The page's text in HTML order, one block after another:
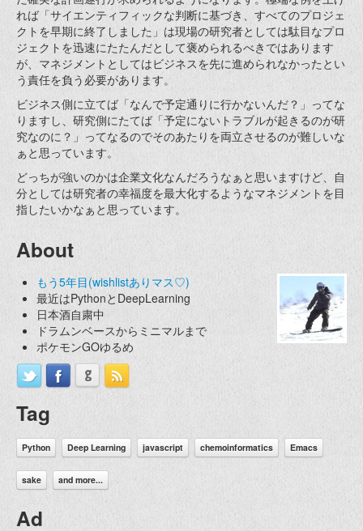
れば「サイエンティフィックな判断に基づき、すべてのプロジェ
クトを早期に終了しました」は現場の研究者としては駄目なプロ
ジェクトを迅速にたたんだとして褒められるべきではあります
が、マネジメントとしてはビジネスを先に進められなかったとい
う責任を負う必要があります。
ビジネス側に立てば「なんで予定通りに行かないんだ？」ってな
りますし、研究側にたてば「予定にないトラブルが起きるのが研
究なのに？」ってなるのでそのあたりを両立させるのが難しいな
ぁと思っています。
どっちが強いのかは企業文化なんだろうなぁと思いますけど、自
分としては研究者の幸福度を最大化するようなマネジメントを目
指したいかなぁと思っています。
About
もう5年目(wishlistありマス♡)
最近はPythonとDeepLearning
日本酒自粛中
ドラムンベースからミニマルまで
ポケモンGOゆるめ
Tag
Python Deep Learning javascript chemoinformatics Emacs
sake and more...
Ad